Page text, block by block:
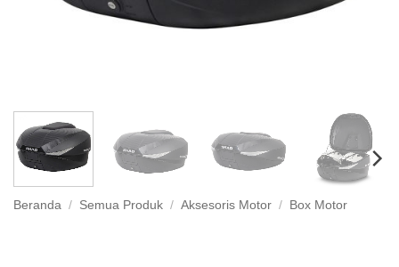
Beranda / Semua Produk / Aksesoris Motor / Box Motor